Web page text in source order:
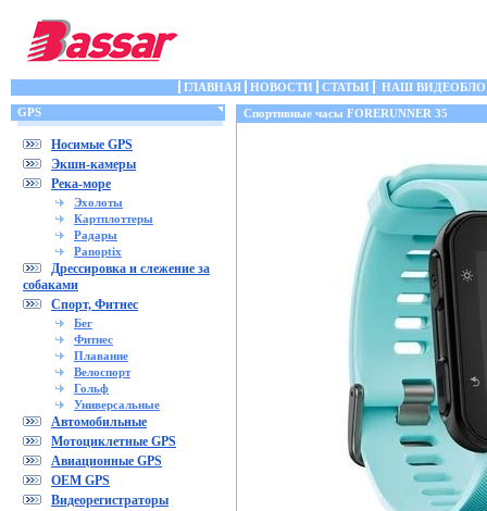
ГЛАВНАЯ НОВОСТИ СТАТЬИ
НАШ
GPS
Носимые GPS
Экшн-камеры
Река-море
Эхолоты
Картплоттеры
Радары
Panoptix
Дрессировка и слежение за
собаками
Спорт, Фитнес
Бег
Фитнес
Плавание
Велоспорт
Гольф
Универсальные
Автомобильные
Мотоциклетные GPS
Авиационные GPS
OEM GPS
Видеорегистраторы
Спортивные часы FORERUNNER 35